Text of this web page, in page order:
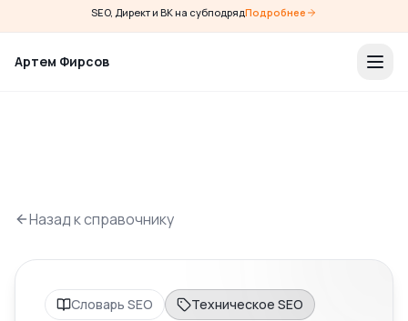
SEO, Директ и ВК на субподрядПодробнее
Артем Фирсов
Назад к справочнику
Словарь SEO Техническое SEO